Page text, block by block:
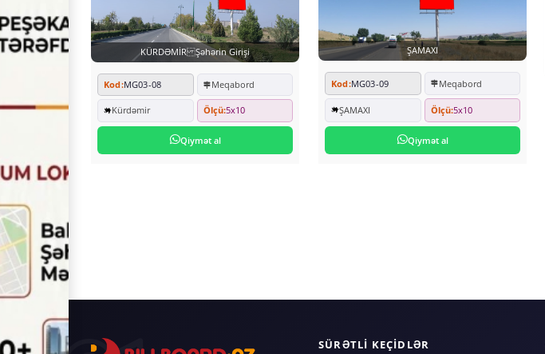
KÜRDƏMİR Şəhərin Girişi
Kod:MG03-08 Meqabord
Kürdəmir Ölçü:5x10
Qiymət al
ŞAMAXI
Kod:MG03-09 Meqabord
ŞAMAXI Ölçü:5x10
Qiymət al
SÜRƏTLI KEÇIDLƏR